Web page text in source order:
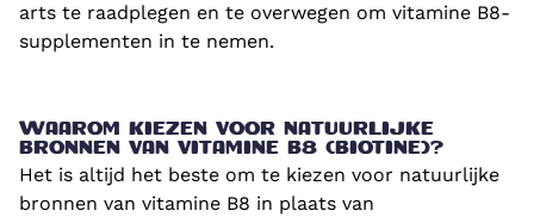
arts te raadplegen en te overwegen om vitamine B8-
supplementen in te nemen.
WAAROM KIEZEN VOOR NATUURLIJKE
BRONNEN VAN VITAMINE B8 (BIOTINE)?
Het is altijd het beste om te kiezen voor natuurlijke
bronnen van vitamine B8 in plaats van